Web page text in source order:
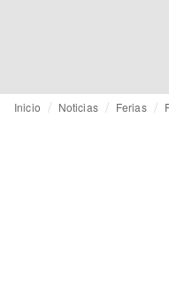
Inicio Noticias Ferias